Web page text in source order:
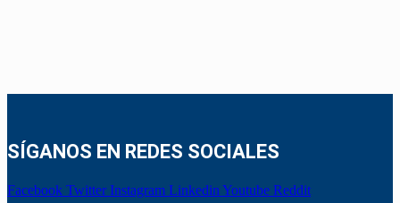
SÍGANOS EN REDES SOCIALES
Facebook Twitter Instagram Linkedin Youtube Reddit